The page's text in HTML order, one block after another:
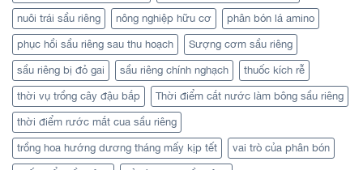
nuôi trái sầu riêng nông nghiệp hữu cơ phân bón lá amino
phục hồi sầu riêng sau thu hoạch Sượng cơm sầu riêng
sầu riêng bị đỏ gai sầu riêng chính nghạch thuốc kích rễ
thời vụ trồng cây đậu bắp Thời điểm cắt nước làm bông sầu riêng
thời điểm rước mắt cua sầu riêng
trồng hoa hướng dương tháng mấy kịp tết vai trò của phân bón